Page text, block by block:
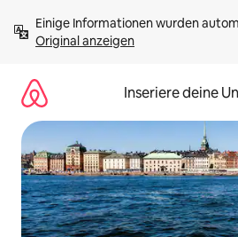
Inhalten
springenOriginal anzeigen
Inseriere deine